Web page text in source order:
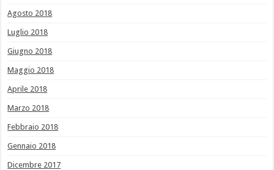
Agosto 2018
Luglio 2018
Giugno 2018
Maggio 2018
Aprile 2018
Marzo 2018
Febbraio 2018
Gennaio 2018
Dicembre 2017